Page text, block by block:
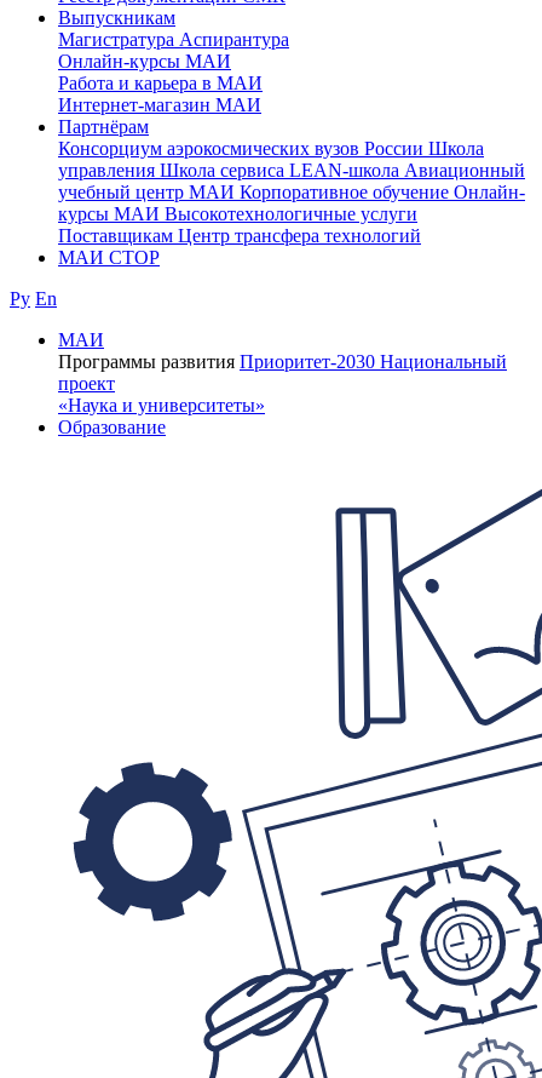
Выпускникам
Магистратура Аспирантура
Онлайн-курсы МАИ
Работа и карьера в МАИ
Интернет-магазин МАИ
Партнёрам
Консорциум аэрокосмических вузов России Школа
управления Школа сервиса LEAN-школа Авиационный
учебный центр МАИ Корпоративное обучение Онлайн-
курсы МАИ Высокотехнологичные услуги
Поставщикам Центр трансфера технологий
МАИ СТОР
Ру En
МАИ
Программы развития Приоритет-2030 Национальный
проект
«Наука и университеты»
Образование